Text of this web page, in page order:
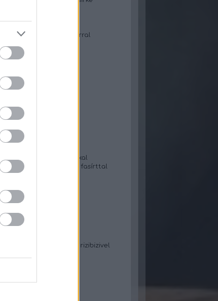
Gyors gofri áfonyalekvárral
tejfölös gnocchi
lecsó
Gyros tortillában
almakompót
tészta
cukkinis tészta
tökfőzelék fasírtgolyókkal
zeller-karalábé főzelék fasírttal
lángos
fasírttal
tekercs
lecsó rizzsel
gombás csirkemell rizibizivel